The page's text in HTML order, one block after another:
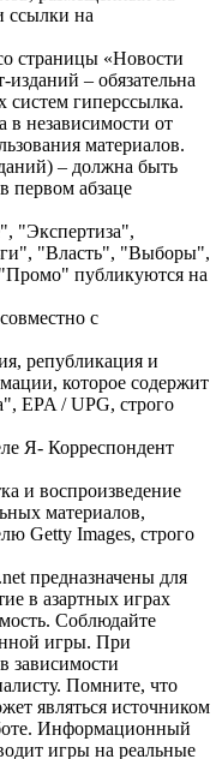
ссылки на
страницы «Новости
– обязательна
систем гиперссылка.
независимости от
материалов.
– должна быть
первом абзаце
"Экспертиза",
"Власть", "Выборы",
публикуются на
с
републикация и
которое содержит
EPA / UPG, строго
Я- Корреспондент
и воспроизведение
материалов,
Getty Images, строго
предназначены для
в азартных играх
Соблюдайте
игры. При
зависимости
Помните, что
являться источником
Информационный
игры на реальные